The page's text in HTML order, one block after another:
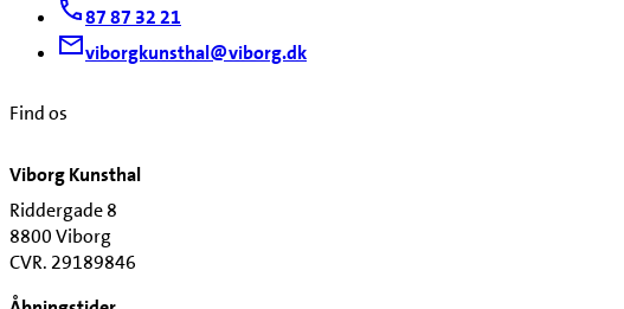
87 87 32 21
viborgkunsthal@viborg.dk
Find os
Viborg Kunsthal
Riddergade 8
8800 Viborg
CVR. 29189846